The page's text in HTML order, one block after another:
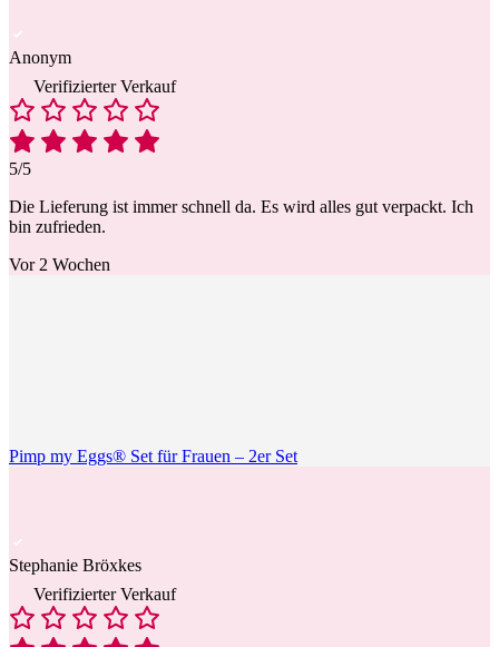
Anonym
Verifizierter Verkauf
5/5
Die Lieferung ist immer schnell da. Es wird alles gut verpackt. Ich
bin zufrieden.
Vor 2 Wochen
Pimp my Eggs® Set für Frauen – 2er Set
Stephanie Bröxkes
Verifizierter Verkauf